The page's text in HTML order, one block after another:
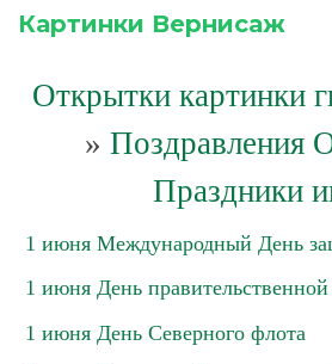
Картинки Вернисаж
Открытки картинки
» Поздравления
Праздники
1 июня Международный День
1 июня День правительственной
1 июня День Северного флота